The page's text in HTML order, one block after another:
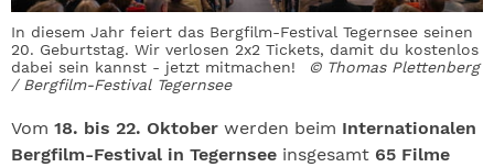
In diesem Jahr feiert das Bergfilm-Festival Tegernsee seinen
20. Geburtstag. Wir verlosen 2x2 Tickets, damit du kostenlos
dabei sein kannst - jetzt mitmachen!
© Thomas Plettenberg
/ Bergfilm-Festival Tegernsee
Vom 18. bis 22. Oktober werden beim Internationalen
Bergfilm-Festival in Tegernsee insgesamt 65 Filme